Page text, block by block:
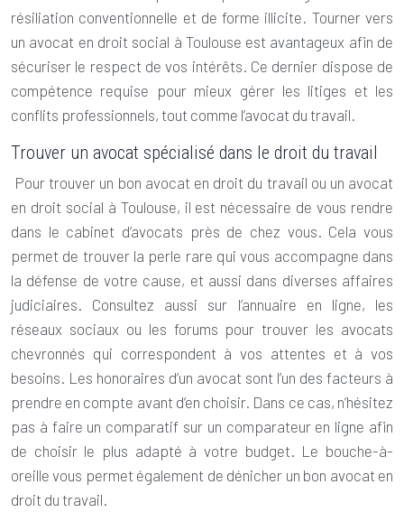
résiliation conventionnelle et de forme illicite. Tourner vers
un avocat en droit social à Toulouse est avantageux afin de
sécuriser le respect de vos intérêts. Ce dernier dispose de
compétence requise pour mieux gérer les litiges et les
conflits professionnels, tout comme l’avocat du travail.
Trouver un avocat spécialisé dans le droit du travail
Pour trouver un bon avocat en droit du travail ou un avocat
en droit social à Toulouse, il est nécessaire de vous rendre
dans le cabinet d’avocats près de chez vous. Cela vous
permet de trouver la perle rare qui vous accompagne dans
la défense de votre cause, et aussi dans diverses affaires
judiciaires. Consultez aussi sur l’annuaire en ligne, les
réseaux sociaux ou les forums pour trouver les avocats
chevronnés qui correspondent à vos attentes et à vos
besoins. Les honoraires d’un avocat sont l’un des facteurs à
prendre en compte avant d’en choisir. Dans ce cas, n’hésitez
pas à faire un comparatif sur un comparateur en ligne afin
de choisir le plus adapté à votre budget. Le bouche-à-
oreille vous permet également de dénicher un bon avocat en
droit du travail.